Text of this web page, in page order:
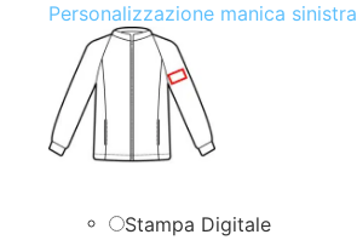
Personalizzazione manica sinistra
Stampa Digitale